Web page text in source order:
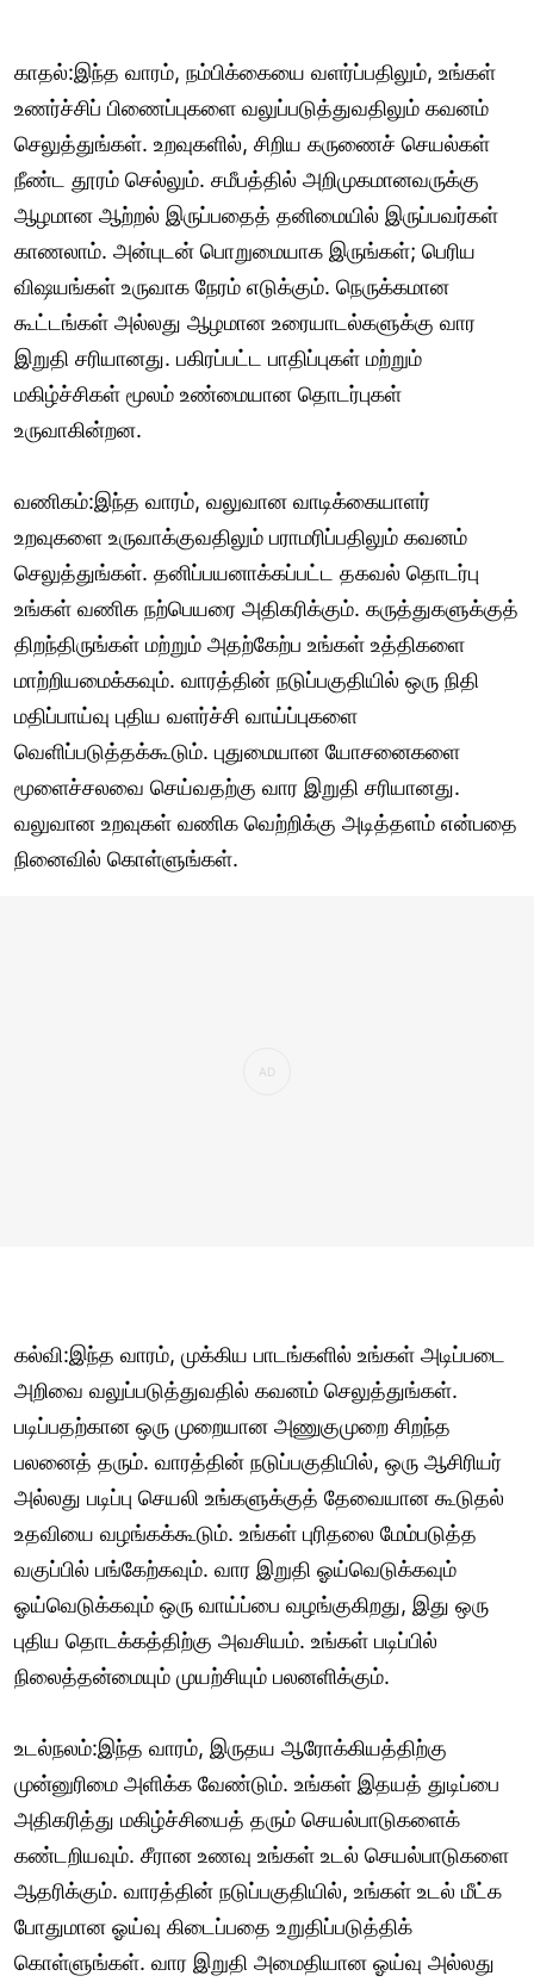
காதல்:இந்த வாரம், நம்பிக்கையை வளர்ப்பதிலும், உங்கள்
உணர்ச்சிப் பிணைப்புகளை வலுப்படுத்துவதிலும் கவனம்
செலுத்துங்கள். உறவுகளில், சிறிய கருணைச் செயல்கள்
நீண்ட தூரம் செல்லும். சமீபத்தில் அறிமுகமானவருக்கு
ஆழமான ஆற்றல் இருப்பதைத் தனிமையில் இருப்பவர்கள்
காணலாம். அன்புடன் பொறுமையாக இருங்கள்; பெரிய
விஷயங்கள் உருவாக நேரம் எடுக்கும். நெருக்கமான
கூட்டங்கள் அல்லது ஆழமான உரையாடல்களுக்கு வார
இறுதி சரியானது. பகிரப்பட்ட பாதிப்புகள் மற்றும்
மகிழ்ச்சிகள் மூலம் உண்மையான தொடர்புகள்
உருவாகின்றன.
வணிகம்:இந்த வாரம், வலுவான வாடிக்கையாளர்
உறவுகளை உருவாக்குவதிலும் பராமரிப்பதிலும் கவனம்
செலுத்துங்கள். தனிப்பயனாக்கப்பட்ட தகவல் தொடர்பு
உங்கள் வணிக நற்பெயரை அதிகரிக்கும். கருத்துகளுக்குத்
திறந்திருங்கள் மற்றும் அதற்கேற்ப உங்கள் உத்திகளை
மாற்றியமைக்கவும். வாரத்தின் நடுப்பகுதியில் ஒரு நிதி
மதிப்பாய்வு புதிய வளர்ச்சி வாய்ப்புகளை
வெளிப்படுத்தக்கூடும். புதுமையான யோசனைகளை
மூளைச்சலவை செய்வதற்கு வார இறுதி சரியானது.
வலுவான உறவுகள் வணிக வெற்றிக்கு அடித்தளம் என்பதை
நினைவில் கொள்ளுங்கள்.
கல்வி:இந்த வாரம், முக்கிய பாடங்களில் உங்கள் அடிப்படை
அறிவை வலுப்படுத்துவதில் கவனம் செலுத்துங்கள்.
படிப்பதற்கான ஒரு முறையான அணுகுமுறை சிறந்த
பலனைத் தரும். வாரத்தின் நடுப்பகுதியில், ஒரு ஆசிரியர்
அல்லது படிப்பு செயலி உங்களுக்குத் தேவையான கூடுதல்
உதவியை வழங்கக்கூடும். உங்கள் புரிதலை மேம்படுத்த
வகுப்பில் பங்கேற்கவும். வார இறுதி ஓய்வெடுக்கவும்
ஓய்வெடுக்கவும் ஒரு வாய்ப்பை வழங்குகிறது, இது ஒரு
புதிய தொடக்கத்திற்கு அவசியம். உங்கள் படிப்பில்
நிலைத்தன்மையும் முயற்சியும் பலனளிக்கும்.
உடல்நலம்:இந்த வாரம், இருதய ஆரோக்கியத்திற்கு
முன்னுரிமை அளிக்க வேண்டும். உங்கள் இதயத் துடிப்பை
அதிகரித்து மகிழ்ச்சியைத் தரும் செயல்பாடுகளைக்
கண்டறியவும். சீரான உணவு உங்கள் உடல் செயல்பாடுகளை
ஆதரிக்கும். வாரத்தின் நடுப்பகுதியில், உங்கள் உடல் மீட்க
போதுமான ஓய்வு கிடைப்பதை உறுதிப்படுத்திக்
கொள்ளுங்கள். வார இறுதி அமைதியான ஓய்வு அல்லது